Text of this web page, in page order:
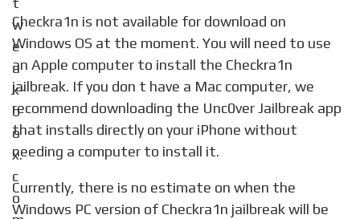
Checkra1n is not available for download on
Windows OS at the moment. You will need to use
an Apple computer to install the Checkra1n
jailbreak. If you don t have a Mac computer, we
recommend downloading the Unc0ver Jailbreak app
that installs directly on your iPhone without
needing a computer to install it.
Currently, there is no estimate on when the
Windows PC version of Checkra1n jailbreak will be